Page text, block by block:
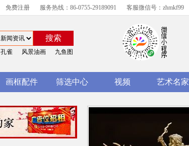
免费注册 服务热线：86-0755-29189091 客服微信号：zhmkf99
搜索
孔雀 风景油画 九鱼图
画框配件 筛选中心 视频 艺术名家